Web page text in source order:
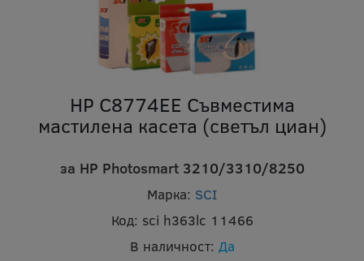
HP C8774EE Съвместима
мастилена касета (светъл циан)
за HP Photosmart 3210/3310/8250
Марка: SCI
Код: sci h363lc 11466
В наличност: Да